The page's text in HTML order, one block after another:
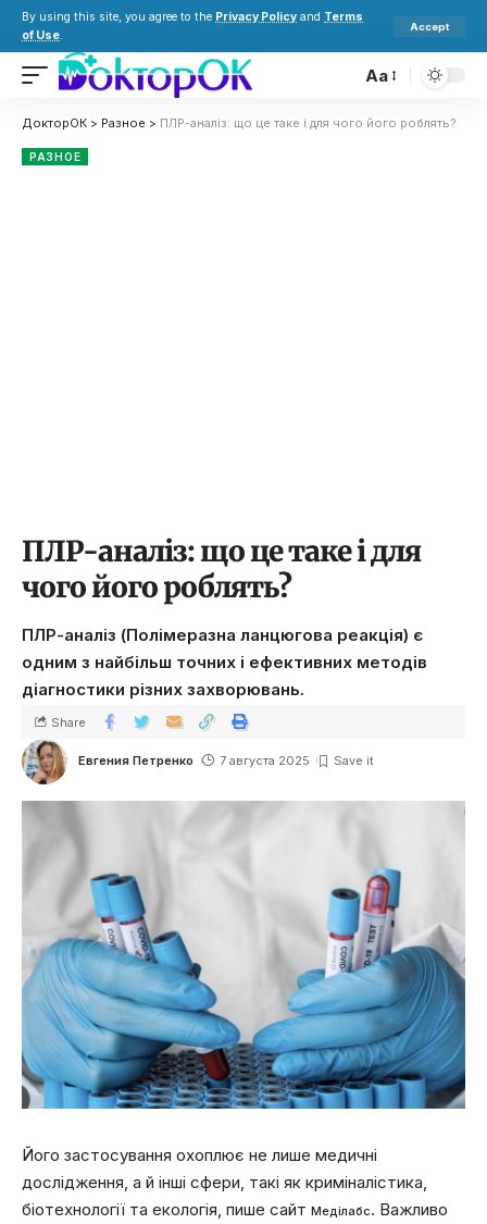
By using this site, you agree to the Privacy Policy and Terms
of Use.
Accept
Aa
ДокторОК > Разное > ПЛР-аналіз: що це таке і для чого його роблять?
РАЗНОЕ
ПЛР-аналіз: що це таке і для
чого його роблять?
ПЛР-аналіз (Полімеразна ланцюгова реакція) є
одним з найбільш точних і ефективних методів
діагностики різних захворювань.
Евгения Петренко 7 августа 2025
Share
Його застосування охоплює не лише медичні
дослідження, а й інші сфери, такі як криміналістика,
біотехнології та екологія, пише сайт Меділабс. Важливо